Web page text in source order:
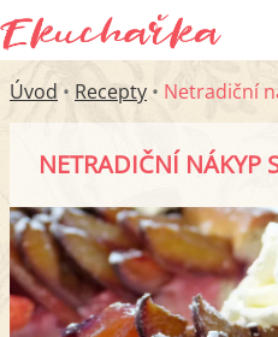
Úvod • Recepty • Netradiční
NETRADIČNÍ NÁKYP